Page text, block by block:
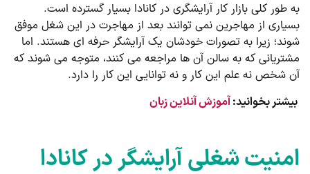
به طور کلی بازار کار آرایشگری در کانادا بسیار گسترده است.
بسیاری از مهاجرین نمی توانند بعد از مهاجرت در این شغل موفق
شوند؛ زیرا به تصورات خودشان یک آرایشگر حرفه ای هستند. اما
مشتریانی که به سالن آن ها مراجعه می کنند، متوجه می شوند که
آن شخص نه علم این کار و نه توانایی این کار را دارد.
بیشتر بخوانید:آموزش آنلاین زبان
امنیت شغلی آرایشگر در کانادا